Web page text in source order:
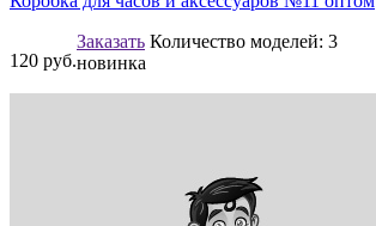
120 руб.
Заказать Количество моделей: 3
новинка